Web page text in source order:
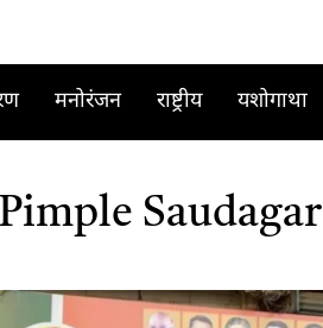
मनोरंजन राष्ट्रीय यशोगाथा
Pimple Saudagar